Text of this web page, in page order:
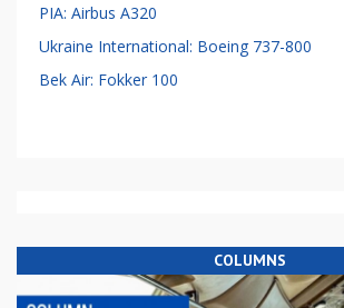
PIA: Airbus A320
Ukraine International: Boeing 737-800
Bek Air: Fokker 100
COLUMNS